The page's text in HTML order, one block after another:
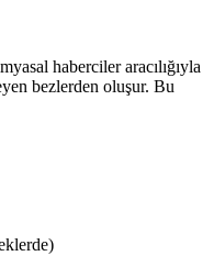
haberciler aracılığıyla
bezlerden oluşur. Bu